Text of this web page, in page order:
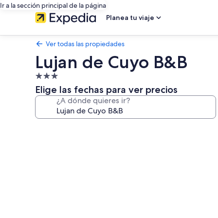
Ir a la sección principal de la página
Planea tu viaje
Ver todas las propiedades
Lujan de Cuyo B&B
Propiedad
de
3.0
estrellas
Elige las fechas para ver precios
¿A dónde quieres ir?